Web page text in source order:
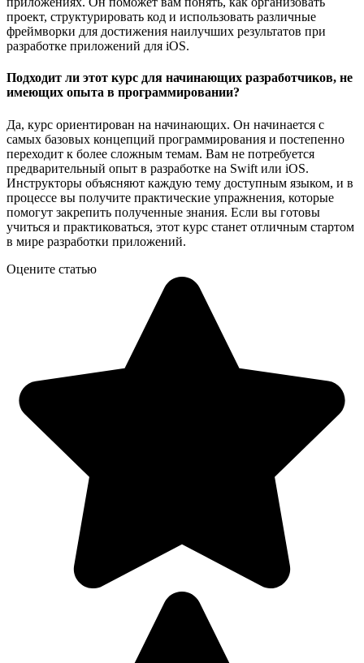
проект, структурировать код и использовать различные
фреймворки для достижения наилучших результатов при
разработке приложений для iOS.
Подходит ли этот курс для начинающих разработчиков, не
имеющих опыта в программировании?
Да, курс ориентирован на начинающих. Он начинается с
самых базовых концепций программирования и постепенно
переходит к более сложным темам. Вам не потребуется
предварительный опыт в разработке на Swift или iOS.
Инструкторы объясняют каждую тему доступным языком, и в
процессе вы получите практические упражнения, которые
помогут закрепить полученные знания. Если вы готовы
учиться и практиковаться, этот курс станет отличным стартом
в мире разработки приложений.
Оцените статью